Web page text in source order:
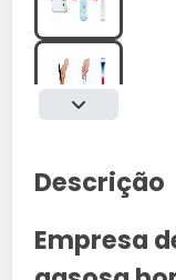
Descrição
Empresa